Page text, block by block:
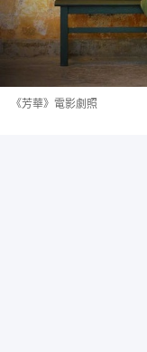
《芳華》電影劇照